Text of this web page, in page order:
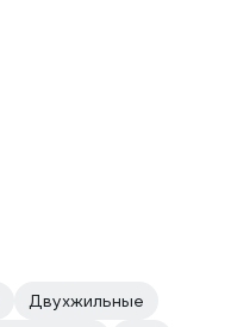
Двухжильные